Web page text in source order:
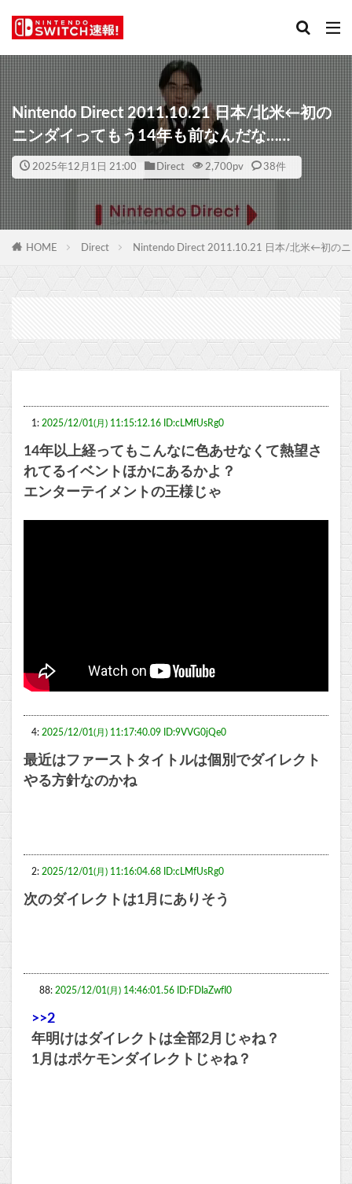
Nintendo Direct 2011.10.21 日本/北米←初の
ニンダイってもう14年も前なんだな……
2025年12月1日 21:00 Direct 2,700pv 38件
HOME Direct Nintendo Direct 2011.10.21 日本/北米←初の
1: 2025/12/01(月) 11:15:12.16 ID:cLMfUsRg0
14年以上経ってもこんなに色あせなくて熱望さ
れてるイベントほかにあるかよ？
エンターテイメントの王様じゃ
4: 2025/12/01(月) 11:17:40.09 ID:9VVG0jQe0
最近はファーストタイトルは個別でダイレクト
やる方針なのかね
2: 2025/12/01(月) 11:16:04.68 ID:cLMfUsRg0
次のダイレクトは1月にありそう
88: 2025/12/01(月) 14:46:01.56 ID:FDIaZwfI0
>>2
年明けはダイレクトは全部2月じゃね？
1月はポケモンダイレクトじゃね？